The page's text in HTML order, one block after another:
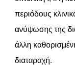
περιόδους
ανύψωσης της
άλλη
διαταραχή.